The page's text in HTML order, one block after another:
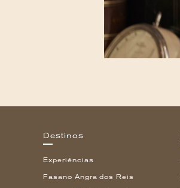
Destinos
Experiências
Fasano Angra dos Reis